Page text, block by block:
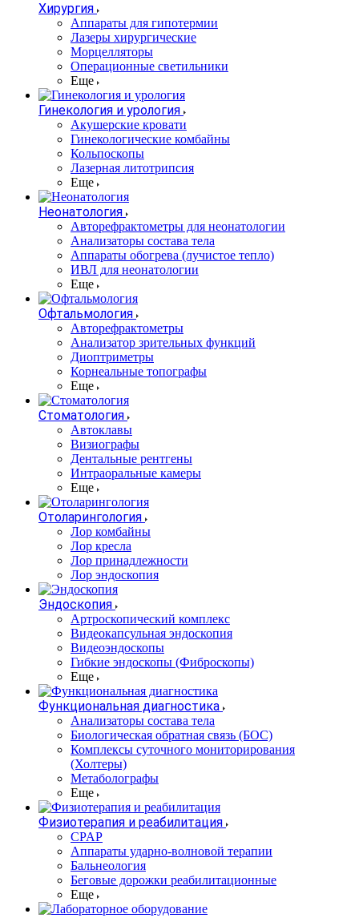
Хирургия
Аппараты для гипотермии
Лазеры хирургические
Морцелляторы
Операционные светильники
Еще
Гинекология и урология
Акушерские кровати
Гинекологические комбайны
Кольпоскопы
Лазерная литотрипсия
Еще
Неонатология
Авторефрактометры для неонатологии
Анализаторы состава тела
Аппараты обогрева (лучистое тепло)
ИВЛ для неонатологии
Еще
Офтальмология
Авторефрактометры
Анализатор зрительных функций
Диоптриметры
Корнеальные топографы
Еще
Стоматология
Автоклавы
Визиографы
Дентальные рентгены
Интраоральные камеры
Еще
Отоларингология
Лор комбайны
Лор кресла
Лор принадлежности
Лор эндоскопия
Эндоскопия
Артроскопический комплекс
Видеокапсульная эндоскопия
Видеоэндоскопы
Гибкие эндоскопы (Фиброcкопы)
Еще
Функциональная диагностика
Анализаторы состава тела
Биологическая обратная связь (БОС)
Комплексы суточного мониторирования
(Холтеры)
Метаболографы
Еще
Физиотерапия и реабилитация
CPAP
Аппараты ударно-волновой терапии
Бальнеология
Беговые дорожки реабилитационные
Еще